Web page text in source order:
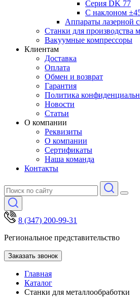
Серия DK 77
С наклоном
Аппараты лазерной
Станки для производства
Вакуумные компрессоры
Клиентам
Доставка
Оплата
Обмен и возврат
Гарантия
Политика
Новости
Статьи
О компании
Реквизиты
О компании
Сертификаты
Наша команда
Контакты
8 (347) 200-99-31
Региональное представительство
Заказать звонок
Главная
Каталог
Станки для металлообработки